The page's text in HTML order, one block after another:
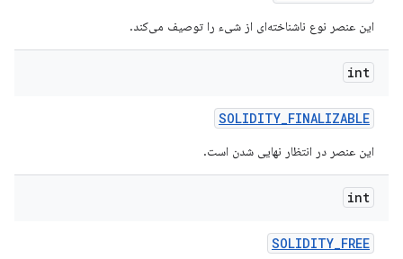
این عنصر نوع ناشناخته‌ای از شیء را توصیف می‌کند.
int
SOLIDITY_FINALIZABLE
این عنصر در انتظار نهایی شدن است.
int
SOLIDITY_FREE